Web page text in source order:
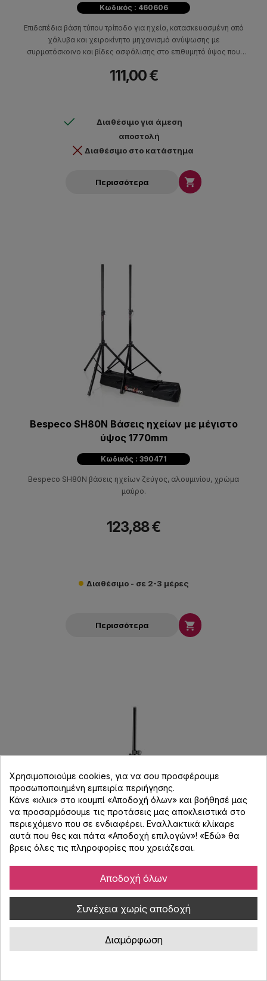
Κωδικός : 460606
Επιδαπέδια βάση τύπου τρίποδο για ηχεία, κατασκευασμένη από
χάλυβα και χειροκίνητο μηχανισμό ανύψωσης με
συρματόσκοινο και βίδες ασφάλισης στο επιθυμητό ύψος που
111,00 €
Διαθέσιμο για άμεση
αποστολή
Διαθέσιμο στο κατάστημα
Περισσότερα 
Bespeco SH80N Βάσεις ηχείων με μέγιστο
ύψος 1770mm
Κωδικός : 390471
Bespeco SH80N βάσεις ηχείων ζεύγος, αλουμινίου, χρώμα
μαύρο.
123,88 €
Διαθέσιμο - σε 2-3 μέρες
Περισσότερα 
Konig & Meyer 26735 Βάση Ηχείου
Επαγγελματική χαλύβδινη βάση ηχείου 450mm με ρυθμιζόμενο
ύψος έως 1.810mm, φορτίο 30kg και βίδα ασφάλισης.
Χρησιμοποιούμε cookies, για να σου προσφέρουμε
προσωποποιημένη εμπειρία περιήγησης.
Κάνε «κλικ» στο κουμπί «Αποδοχή όλων» και βοήθησέ μας
να προσαρμόσουμε τις προτάσεις μας αποκλειστικά στο
περιεχόμενο που σε ενδιαφέρει. Εναλλακτικά κλίκαρε
αυτά που θες και πάτα «Αποδοχή επιλογών»! «Εδώ» θα
βρεις όλες τις πληροφορίες που χρειάζεσαι.
Αποδοχή όλων
Συνέχεια χωρίς αποδοχή
Διαμόρφωση